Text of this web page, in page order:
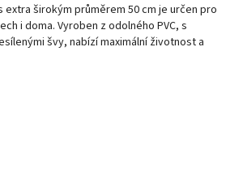
extra širokým průměrem 50 cm je určen pro
i doma. Vyroben z odolného PVC, s
švy, nabízí maximální životnost a